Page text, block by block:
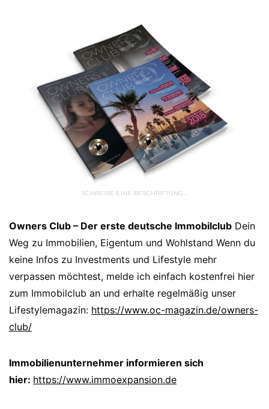
SCHREIBE EINE BESCHRIFTUNG…
Owners Club – Der erste deutsche Immobilclub Dein
Weg zu Immobilien, Eigentum und Wohlstand Wenn du
keine Infos zu Investments und Lifestyle mehr
verpassen möchtest, melde ich einfach kostenfrei hier
zum Immobilclub an und erhalte regelmäßig unser
Lifestylemagazin: https://www.oc-magazin.de/owners-
club/
Immobilienunternehmer informieren sich
hier: https://www.immoexpansion.de